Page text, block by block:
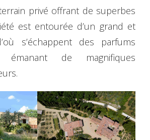
privé offrant de superbes
est entourée d’un grand et
s’échappent des parfums
émanant de magnifiques